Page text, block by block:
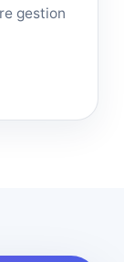
gestion